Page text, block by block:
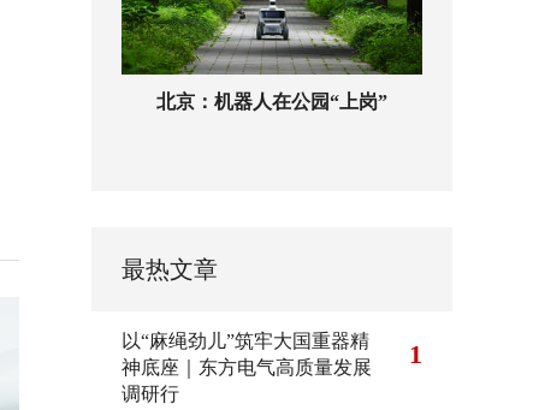
北京：机器人在公园“上岗”
最热文章
以“麻绳劲儿”筑牢大国重器精
神底座｜东方电气高质量发展
调研行
1